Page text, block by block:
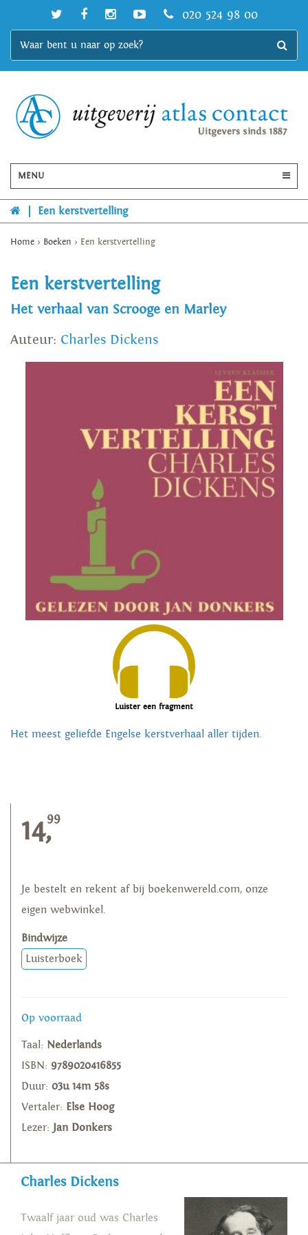
020 524 98 00
MENU
Een kerstvertelling
Home > Boeken > Een kerstvertelling
Een kerstvertelling
Het verhaal van Scrooge en Marley
Auteur: Charles Dickens
Luister een fragment
Het meest geliefde Engelse kerstverhaal aller tijden.
14,99
Je bestelt en rekent af bij boekenwereld.com, onze
eigen webwinkel.
Bindwijze
Luisterboek
Op voorraad
Taal: Nederlands
ISBN: 9789020416855
Duur: 03u 14m 58s
Vertaler: Else Hoog
Lezer: Jan Donkers
Charles Dickens
Twaalf jaar oud was Charles